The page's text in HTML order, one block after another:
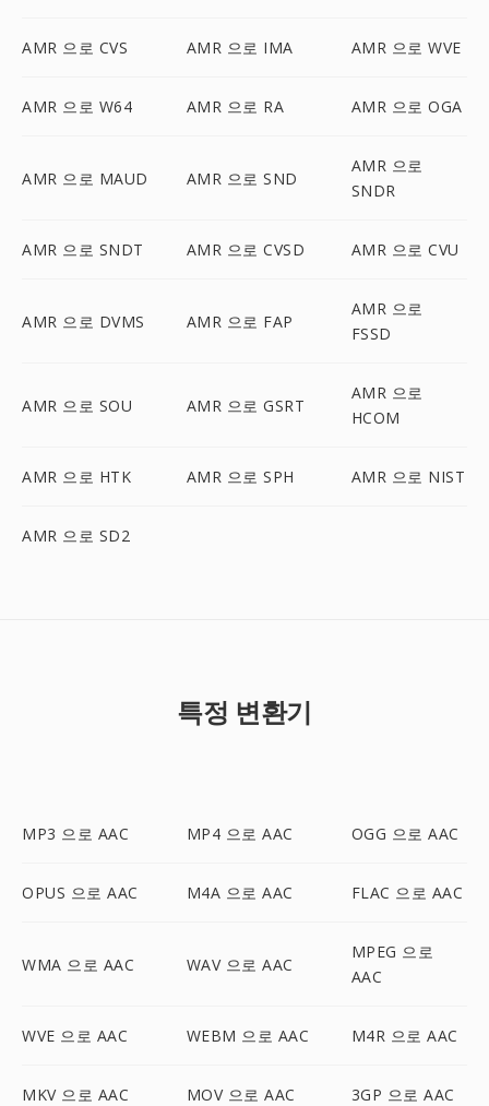
AMR 으로 CVS AMR 으로 IMA AMR 으로 WVE
AMR 으로 W64 AMR 으로 RA AMR 으로 OGA
AMR 으로 MAUD AMR 으로 SND
AMR 으로
SNDR
AMR 으로 SNDT AMR 으로 CVSD AMR 으로 CVU
AMR 으로 DVMS AMR 으로 FAP
AMR 으로
FSSD
AMR 으로 SOU AMR 으로 GSRT
AMR 으로
HCOM
AMR 으로 HTK AMR 으로 SPH AMR 으로 NIST
AMR 으로 SD2
특정 변환기
MP3 으로 AAC MP4 으로 AAC OGG 으로 AAC
OPUS 으로 AAC M4A 으로 AAC FLAC 으로 AAC
WMA 으로 AAC WAV 으로 AAC
MPEG 으로
AAC
WVE 으로 AAC WEBM 으로 AAC M4R 으로 AAC
MKV 으로 AAC MOV 으로 AAC 3GP 으로 AAC